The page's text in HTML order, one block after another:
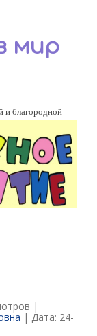
мир
и благородной
|
| Дата: 24-